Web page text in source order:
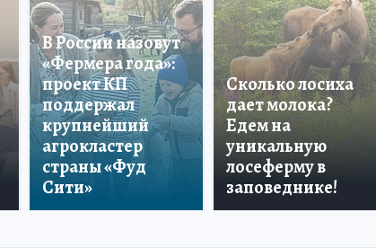
В России назовут
«Фермера года»:
проект КП
поддержал
крупнейший
агрокластер
страны «Фуд
Сити»
Сколько лосиха
дает молока?
Едем на
уникальную
лосеферму в
заповеднике!